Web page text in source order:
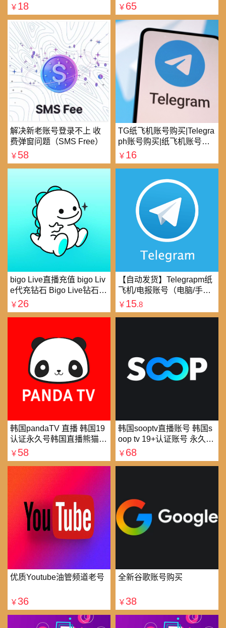
￥ 18
￥ 65
解决新老账号登录不上 收
费弹窗问题（SMS Free）
￥ 58
TG纸飞机账号购买|Telegra
ph账号购买|纸飞机账号购
买|电报账号购买
￥ 16
bigo Live直播充值 bigo Liv
e代充钻石 Bigo Live钻石充
值直播礼物钻石代充
￥ 26
【自动发货】Telegrapm纸
飞机/电报账号（电脑/手机
均可以登录）
￥ 15.8
韩国pandaTV 直播 韩国19
认证永久号韩国直播熊猫tv
可改密 一人一号
￥ 58
韩国sooptv直播账号 韩国s
oop tv 19+认证账号 永久使
用
￥ 68
优质Youtube油管频道老号
￥ 36
全新谷歌账号购买
￥ 38